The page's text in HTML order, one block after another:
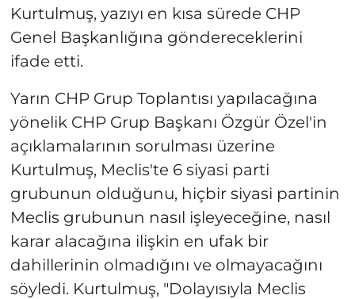
Kurtulmuş, yazıyı en kısa sürede CHP
Genel Başkanlığına göndereceklerini
ifade etti.
Yarın CHP Grup Toplantısı yapılacağına
yönelik CHP Grup Başkanı Özgür Özel'in
açıklamalarının sorulması üzerine
Kurtulmuş, Meclis'te 6 siyasi parti
grubunun olduğunu, hiçbir siyasi partinin
Meclis grubunun nasıl işleyeceğine, nasıl
karar alacağına ilişkin en ufak bir
dahillerinin olmadığını ve olmayacağını
söyledi. Kurtulmuş, "Dolayısıyla Meclis